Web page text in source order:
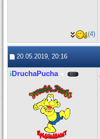
(4)
20.05.2019, 20:16
i DruchaPucha